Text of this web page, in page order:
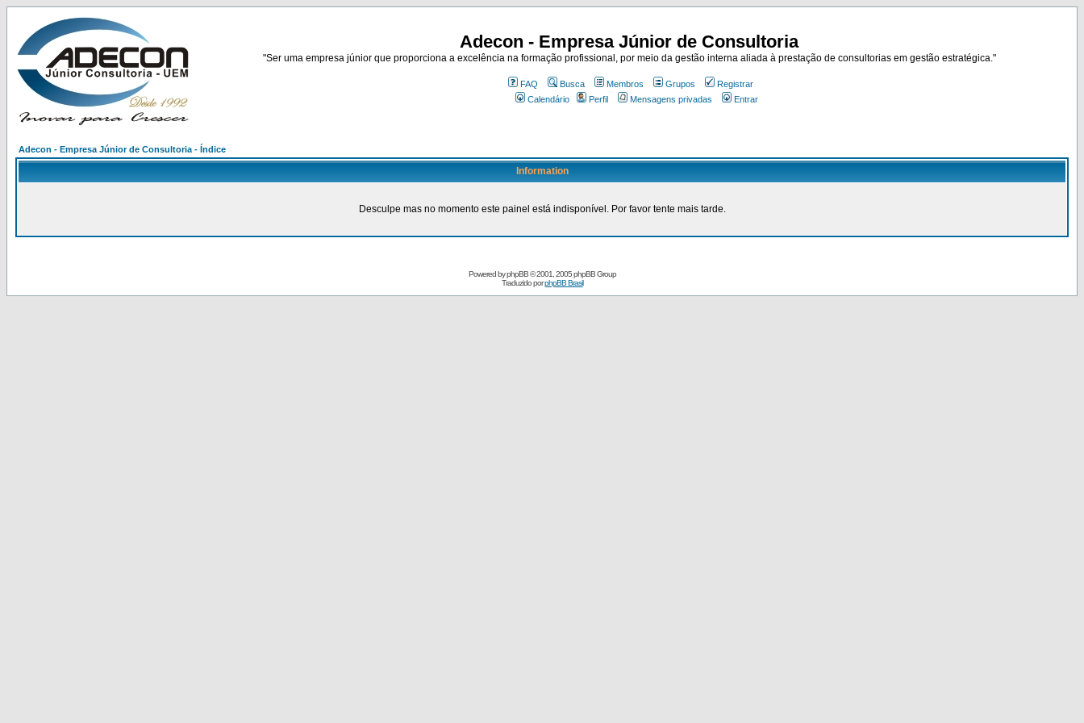
Adecon - Empresa Júnior de Consultoria
"Ser uma empresa júnior que proporciona a excelência na formação profissional, por meio da gestão interna aliada à prestação de consultorias em gestão estratégica."
FAQ Busca Membros Grupos
Registrar
Calendário
Perfil Mensagens privadas Entrar
Adecon - Empresa Júnior de Consultoria - Índice
Information
Desculpe mas no momento este painel está indisponível. Por favor tente mais tarde.
Powered byphpBB© 2001, 2005 phpBB Group
Traduzido porphpBB Brasil